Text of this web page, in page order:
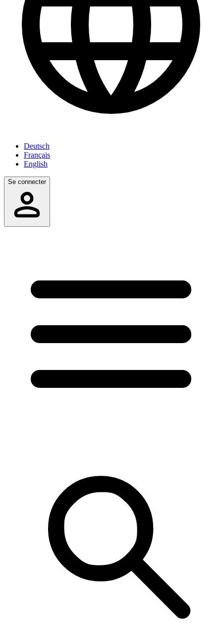
Deutsch
Français
English
Se connecter